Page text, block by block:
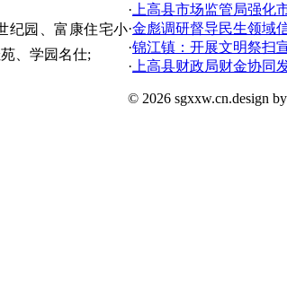
纪园、富康住宅小
、学园名仕;
· 上高县市场监管局强化
·金彪调研督导民生领域
·锦江镇：开展文明祭扫
· 上高县财政局财金协同
© 2026 sgxxw.cn.design by